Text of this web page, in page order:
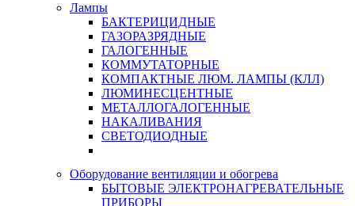
Лампы
БАКТЕРИЦИДНЫЕ
ГАЗОРАЗРЯДНЫЕ
ГАЛОГЕННЫЕ
КОММУТАТОРНЫЕ
КОМПАКТНЫЕ ЛЮМ. ЛАМПЫ (КЛЛ)
ЛЮМИНЕСЦЕНТНЫЕ
МЕТАЛЛОГАЛОГЕННЫЕ
НАКАЛИВАНИЯ
СВЕТОДИОДНЫЕ
Оборудование вентиляции и обогрева
БЫТОВЫЕ ЭЛЕКТРОНАГРЕВАТЕЛЬНЫЕ
ПРИБОРЫ